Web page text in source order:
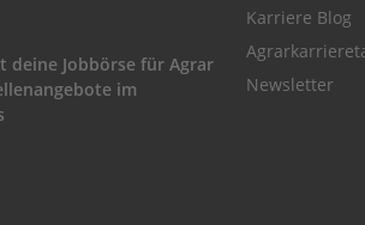
deine Jobbörse für Agrar
im
Karriere Blog
Newsletter